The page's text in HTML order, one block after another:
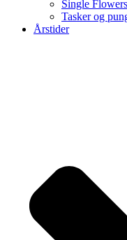
Single
Tasker og
Årstider